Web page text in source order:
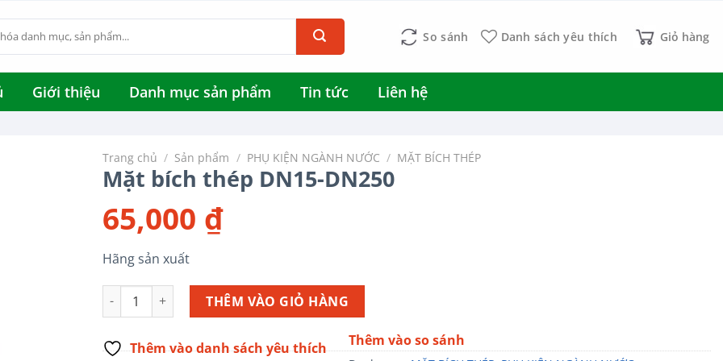
So sánh Danh sách yêu thích Giỏ hàng
Giới thiệu Danh mục sản phẩm Tin tức Liên hệ
Trang chủ / Sản phẩm / PHỤ KIỆN NGÀNH NƯỚC / MẶT BÍCH THÉP
Mặt bích thép DN15-DN250
65,000 ₫
Hãng sản xuất
Mặt bích thép DN15-DN250 số lượng
THÊM VÀO GIỎ HÀNG
Thêm vào danh sách yêu thích Thêm vào so sánh